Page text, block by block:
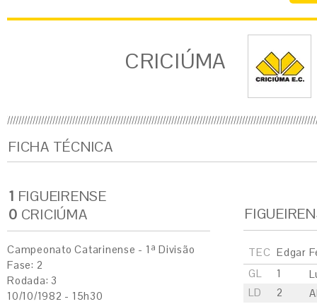
CRICIÚMA
FICHA TÉCNICA
1 FIGUEIRENSE
0 CRICIÚMA
Campeonato Catarinense - 1ª Divisão
Fase: 2
Rodada: 3
10/10/1982 - 15h30
TEC Edgar
GL
1
LD
2